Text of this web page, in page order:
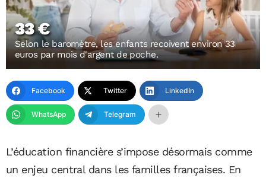
33 €
Selon le baromètre, les enfants recoivent environ 33
euros par mois d'argent de poche.
Facebook Twitter LinkedIn
WhatsApp Telegram
L’éducation financière s’impose désormais comme
un enjeu central dans les familles françaises. En